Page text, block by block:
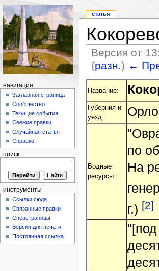
Версия от
(разн.) ←
Название:
Губерния и
уезд:
Водные
ресурсы:
по
На
г.) [2]
статья
навигация
Заглавная страница
Сообщество
Текущие события
Свежие правки
Случайная статья
Справка
поиск
инструменты
Ссылки сюда
Связанные правки
Спецстраницы
Версия для печати
Постоянная ссылка